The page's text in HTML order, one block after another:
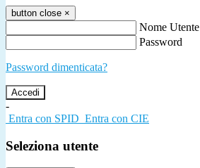
button close ×
Nome Utente
Password
Password dimenticata?
-
Entra con SPID Entra con CIE
Seleziona utente